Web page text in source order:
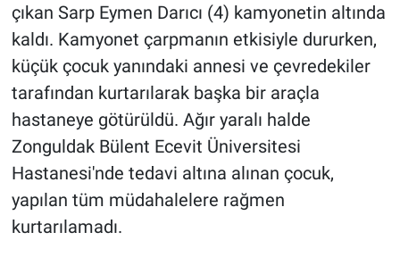
çıkan Sarp Eymen Darıcı (4) kamyonetin altında
kaldı. Kamyonet çarpmanın etkisiyle dururken,
küçük çocuk yanındaki annesi ve çevredekiler
tarafından kurtarılarak başka bir araçla
hastaneye götürüldü. Ağır yaralı halde
Zonguldak Bülent Ecevit Üniversitesi
Hastanesi'nde tedavi altına alınan çocuk,
yapılan tüm müdahalelere rağmen
kurtarılamadı.